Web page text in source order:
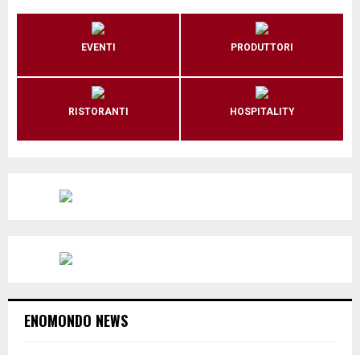
EVENTI PRODUTTORI
RISTORANTI HOSPITALITY
ENOMONDO NEWS